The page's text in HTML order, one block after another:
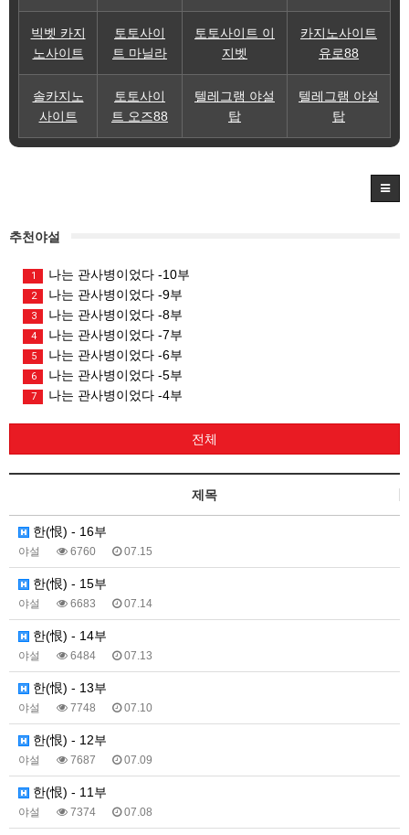
빅벳 카지
노사이트
토토사이
트 마닐라
토토사이트 이
지벳
카지노사이트
유로88
솔카지노
사이트
토토사이
트 오즈88
텔레그램 야설
탑
텔레그램 야설
탑
추천야설
1 나는 관사병이었다 -10부
2 나는 관사병이었다 -9부
3 나는 관사병이었다 -8부
4 나는 관사병이었다 -7부
5 나는 관사병이었다 -6부
6 나는 관사병이었다 -5부
7 나는 관사병이었다 -4부
전체
제목
한(恨) - 16부
야설 6760 07.15
한(恨) - 15부
야설 6683 07.14
한(恨) - 14부
야설 6484 07.13
한(恨) - 13부
야설 7748 07.10
한(恨) - 12부
야설 7687 07.09
한(恨) - 11부
야설 7374 07.08